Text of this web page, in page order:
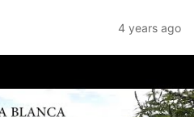
4 years ago